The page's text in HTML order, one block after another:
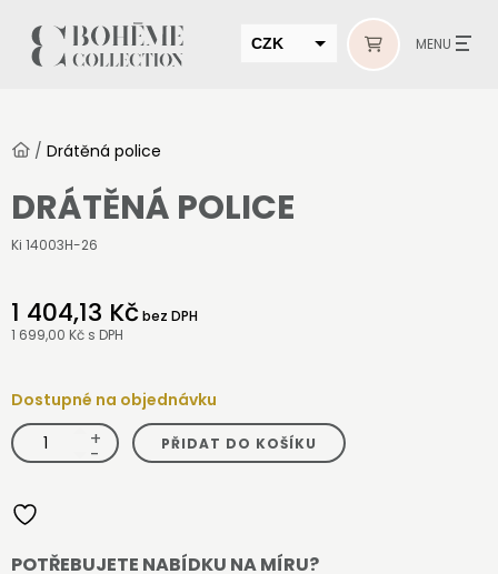
CZK MENU
/ Drátěná police
DRÁTĚNÁ POLICE
Ki 14003H-26
1 404,13 Kčbez DPH
1 699,00 Kč s DPH
Dostupné na objednávku
Drátěná
police
množství
+
- PŘIDAT DO KOŠÍKU
POTŘEBUJETE NABÍDKU NA MÍRU?